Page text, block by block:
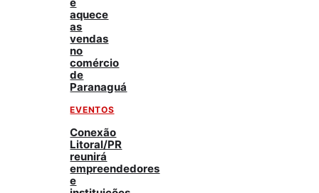
aquece
as
vendas
no
comércio
de
Paranaguá
EVENTOS
Conexão
Litoral/PR
reunirá
empreendedores
e